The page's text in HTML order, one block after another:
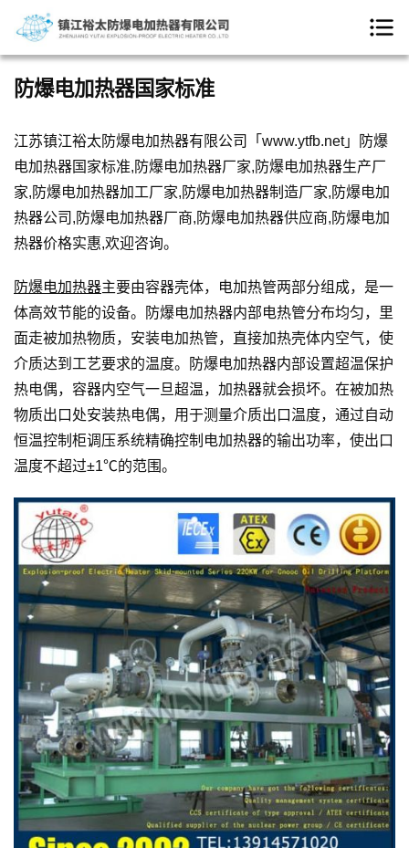
防爆电加热器国家标准
江苏镇江裕太防爆电加热器有限公司「www.ytfb.net」防爆
电加热器国家标准,防爆电加热器厂家,防爆电加热器生产厂
家,防爆电加热器加工厂家,防爆电加热器制造厂家,防爆电加
热器公司,防爆电加热器厂商,防爆电加热器供应商,防爆电加
热器价格实惠,欢迎咨询。
防爆电加热器主要由容器壳体，电加热管两部分组成，是一
体高效节能的设备。防爆电加热器内部电热管分布均匀，里
面走被加热物质，安装电加热管，直接加热壳体内空气，使
介质达到工艺要求的温度。防爆电加热器内部设置超温保护
热电偶，容器内空气一旦超温，加热器就会损坏。在被加热
物质出口处安装热电偶，用于测量介质出口温度，通过自动
恒温控制柜调压系统精确控制电加热器的输出功率，使出口
温度不超过±1℃的范围。